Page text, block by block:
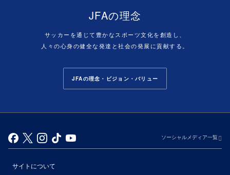
JFAの理念
サッカーを通じて豊かなスポーツ文化を創造し、
人々の心身の健全な発達と社会の発展に貢献する。
JFAの理念・ビジョン・バリュー
ソーシャルメディア一覧
サイトについて